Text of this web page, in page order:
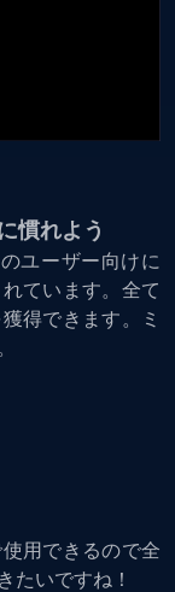
慣れよう
ユーザー向けに
ています。全て
得できます。ミ
用できるので全
たいですね！